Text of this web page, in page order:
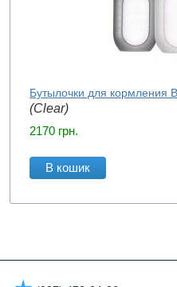
Бутылочки для кормления
(Clear)
2170 грн.
В кошик